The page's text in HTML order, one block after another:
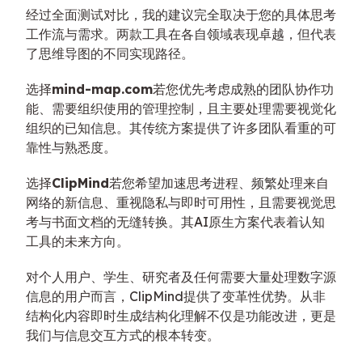
经过全面测试对比，我的建议完全取决于您的具体思考
工作流与需求。两款工具在各自领域表现卓越，但代表
了思维导图的不同实现路径。
选择mind-map.com若您优先考虑成熟的团队协作功
能、需要组织使用的管理控制，且主要处理需要视觉化
组织的已知信息。其传统方案提供了许多团队看重的可
靠性与熟悉度。
选择ClipMind若您希望加速思考进程、频繁处理来自
网络的新信息、重视隐私与即时可用性，且需要视觉思
考与书面文档的无缝转换。其AI原生方案代表着认知
工具的未来方向。
对个人用户、学生、研究者及任何需要大量处理数字源
信息的用户而言，ClipMind提供了变革性优势。从非
结构化内容即时生成结构化理解不仅是功能改进，更是
我们与信息交互方式的根本转变。